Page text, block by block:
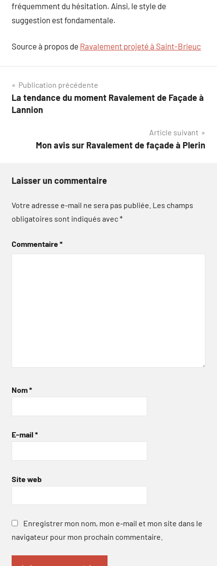
fréquemment du hésitation. Ainsi, le style de
suggestion est fondamentale.
Source à propos de Ravalement projeté à Saint-Brieuc
Navigation
de
Publication précédente
La tendance du moment Ravalement de Façade à
Lannion
Article suivant
Mon avis sur Ravalement de façade à Plerin
Laisser un commentaire
Votre adresse e-mail ne sera pas publiée. Les champs
obligatoires sont indiqués avec*
Commentaire*
Nom*
E-mail *
Site web
Enregistrer mon nom, mon e-mail et mon site dans le
navigateur pour mon prochain commentaire.